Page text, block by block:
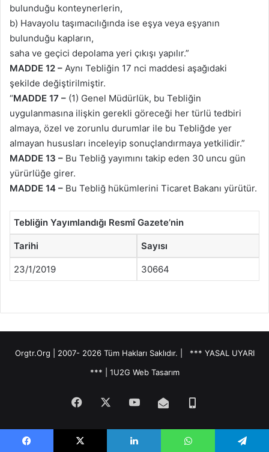
bulunduğu konteynerlerin,
b) Havayolu taşımacılığında ise eşya veya eşyanın
bulunduğu kapların,
saha ve geçici depolama yeri çıkışı yapılır.”
MADDE 12 – Aynı Tebliğin 17 nci maddesi aşağıdaki
şekilde değiştirilmiştir.
“MADDE 17 – (1) Genel Müdürlük, bu Tebliğin
uygulanmasına ilişkin gerekli göreceği her türlü tedbiri
almaya, özel ve zorunlu durumlar ile bu Tebliğde yer
almayan hususları inceleyip sonuçlandırmaya yetkilidir.”
MADDE 13 – Bu Tebliğ yayımını takip eden 30 uncu gün
yürürlüğe girer.
MADDE 14 – Bu Tebliğ hükümlerini Ticaret Bakanı yürütür.
Tebliğin Yayımlandığı Resmî Gazete’nin
Tarihi Sayısı
23/1/2019 30664
Orgtr.Org | 2007- 2026 Tüm Hakları Saklıdır. | *** YASAL UYARI
***
1U2G Web Tasarım
Facebook YouTube
Posta
Telefon